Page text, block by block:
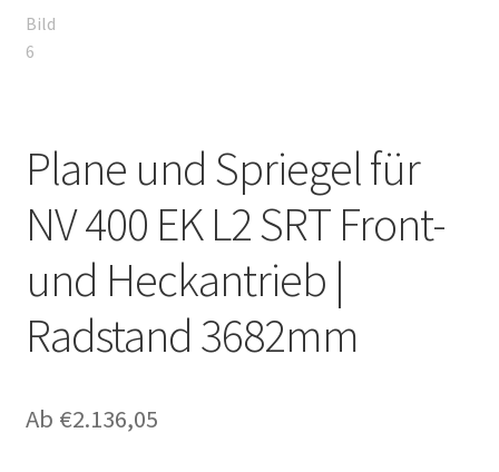
Plane und Spriegel für
NV 400 EK L2 SRT Front-
und Heckantrieb |
Radstand 3682mm
Ab €2.136,05